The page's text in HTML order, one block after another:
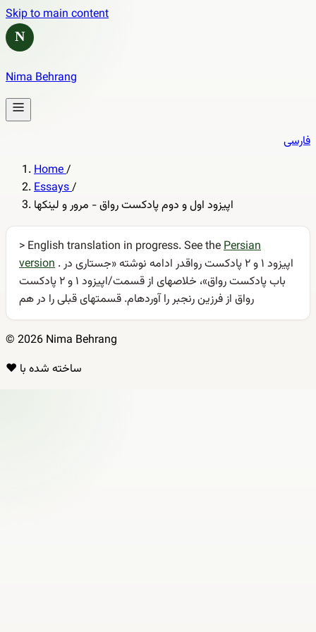
Skip to main content
N
Nima Behrang
فارسی
Home/
Essays/
اپیزود اول و دوم پادکست رواق - مرور و لینکها
> English translation in progress. See thePersian
version . اپیزود ۱ و ۲ پادکست رواقدر ادامه نوشته «جستاری در
باب پادکست رواق»، خلاصهای از قسمت/اپیزود ۱ و ۲ پادکست
رواق از فرزین رنجبر را آوردهام. قسمتهای قبلی را در هم
© 2026 Nima Behrang
ساخته شده با ❤️